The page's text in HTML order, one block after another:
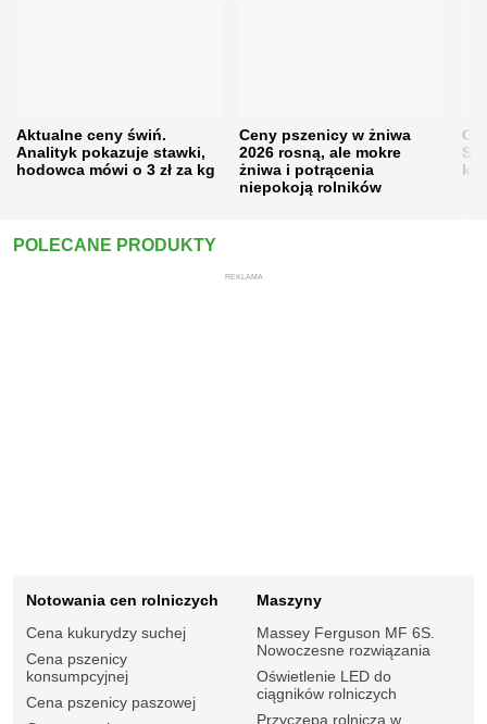
Aktualne ceny świń.
Analityk pokazuje stawki,
hodowca mówi o 3 zł za kg
Ceny pszenicy w żniwa
2026 rosną, ale mokre
żniwa i potrącenia
niepokoją rolników
POLECANE PRODUKTY
REKLAMA
Notowania cen rolniczych
Cena kukurydzy suchej
Cena pszenicy
konsumpcyjnej
Cena pszenicy paszowej
Maszyny
Massey Ferguson MF 6S.
Nowoczesne rozwiązania
Oświetlenie LED do
ciągników rolniczych
Przyczepa rolnicza w